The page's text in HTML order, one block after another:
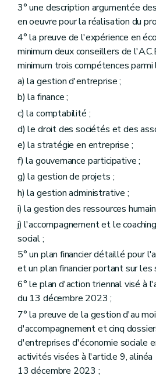
3° une description argumentée
en oeuvre pour la réalisation du
4° la preuve de l'expérience en
minimum deux conseillers de
minimum trois compétences
a) la gestion d'entreprise ;
b) la finance ;
c) la comptabilité ;
d) le droit des sociétés et des
e) la stratégie en entreprise ;
f) la gouvernance participative ;
g) la gestion de projets ;
h) la gestion administrative ;
i) la gestion des ressources
j) l'accompagnement et le
social ;
5° un plan financier détaillé pour
et un plan financier portant sur les
6° le plan d'action triennal visé à
du 13 décembre 2023 ;
7° la preuve de la gestion d'au
d'accompagnement et cinq
d'entreprises d'économie sociale
activités visées à l'article 9, alinéa
13 décembre 2023 ;